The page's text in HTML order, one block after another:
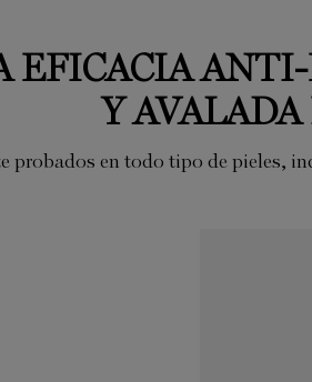
EFICACIA
Y
probados en todo tipo de pieles,